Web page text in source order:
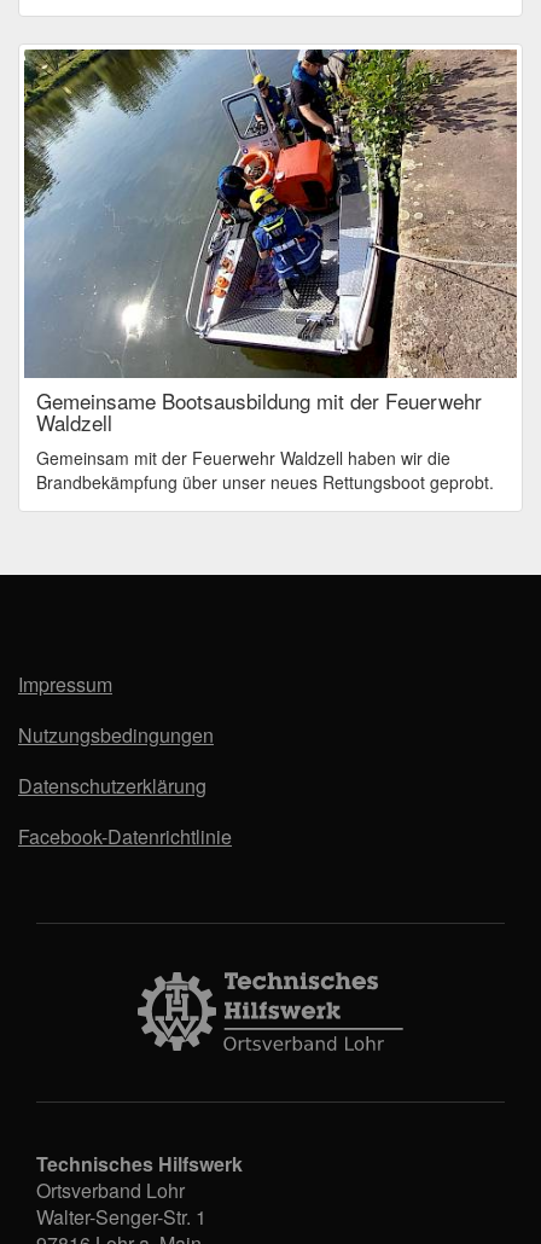
Gemeinsame Bootsausbildung mit der Feuerwehr
Waldzell
Gemeinsam mit der Feuerwehr Waldzell haben wir die
Brandbekämpfung über unser neues Rettungsboot geprobt.
Impressum
Nutzungsbedingungen
Datenschutzerklärung
Facebook-Datenrichtlinie
Technisches Hilfswerk
Ortsverband Lohr
Walter-Senger-Str. 1